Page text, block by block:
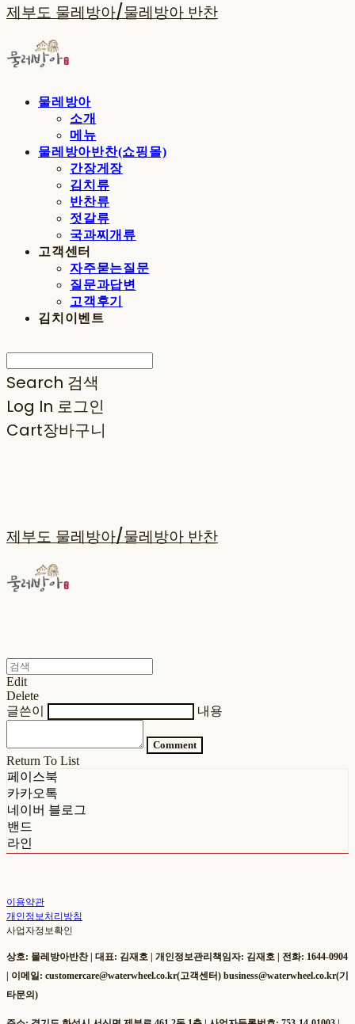
제부도 물레방아/물레방아 반찬
물레방아
소개
메뉴
물레방아반찬(쇼핑몰)
간장게장
김치류
반찬류
젓갈류
국과찌개류
고객센터
자주묻는질문
질문과답변
고객후기
김치이벤트
Search 검색
Log In 로그인
Cart장바구니
제부도 물레방아/물레방아 반찬
Edit
Delete
글쓴이
내용
Comment
Return To List
페이스북
카카오톡
네이버 블로그
밴드
라인
이용약관
개인정보처리방침
사업자정보확인
상호: 물레방아반찬 | 대표: 김재호 | 개인정보관리책임자: 김재호 | 전화: 1644-0904
| 이메일: customercare@waterwheel.co.kr(고객센터) business@waterwheel.co.kr(기
타문의)